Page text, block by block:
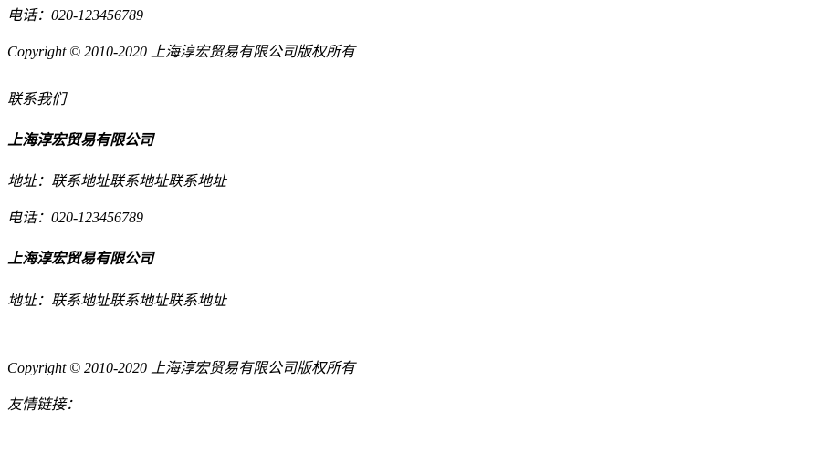
电话：020-123456789
Copyright © 2010-2020 上海淳宏贸易有限公司版权所有
联系我们
上海淳宏贸易有限公司
地址：联系地址联系地址联系地址
电话：020-123456789
上海淳宏贸易有限公司
地址：联系地址联系地址联系地址
Copyright © 2010-2020 上海淳宏贸易有限公司版权所有
友情链接：